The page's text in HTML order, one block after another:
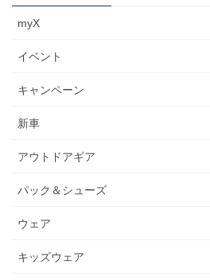
myX
イベント
キャンペーン
新車
アウトドアギア
パック＆シューズ
ウェア
キッズウェア